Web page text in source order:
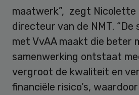
maatwerk”, zegt Nicolette
directeur van de NMT. “De
met VvAA maakt die beter
samenwerking ontstaat
vergroot de kwaliteit en
financiële risico’s,